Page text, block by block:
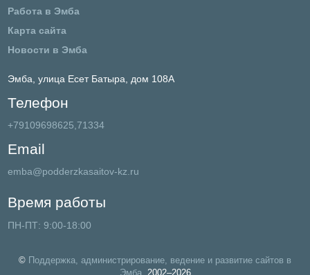
Работа в Эмба
Карта сайта
Новости в Эмба
Эмба, улица Есет Батыра, дом 108А
Телефон
+79109698625,71334
Email
emba@podderzkasaitov-kz.ru
Время работы
ПН-ПТ: 9:00-18:00
©
Поддержка, администрирование, ведение и развитие сайтов в